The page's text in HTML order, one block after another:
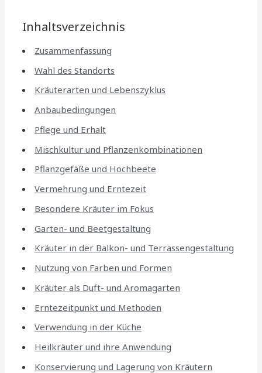
Inhaltsverzeichnis
Zusammenfassung
Wahl des Standorts
Kräuterarten und Lebenszyklus
Anbaubedingungen
Pflege und Erhalt
Mischkultur und Pflanzenkombinationen
Pflanzgefäße und Hochbeete
Vermehrung und Erntezeit
Besondere Kräuter im Fokus
Garten- und Beetgestaltung
Kräuter in der Balkon- und Terrassengestaltung
Nutzung von Farben und Formen
Kräuter als Duft- und Aromagarten
Erntezeitpunkt und Methoden
Verwendung in der Küche
Heilkräuter und ihre Anwendung
Konservierung und Lagerung von Kräutern